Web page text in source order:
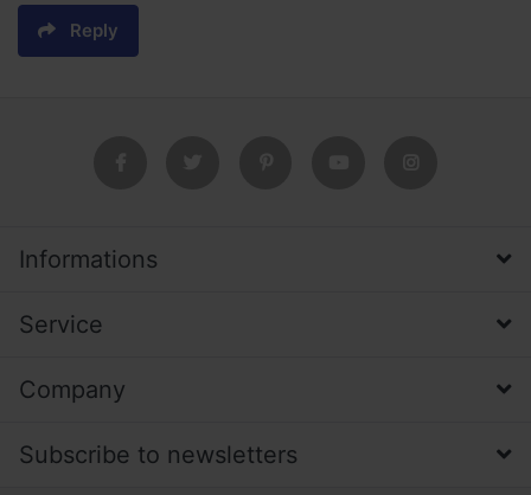
Reply
Informations
Service
Company
Subscribe to newsletters